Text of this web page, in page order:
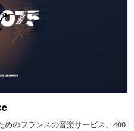
のフランスの音楽サービス、400